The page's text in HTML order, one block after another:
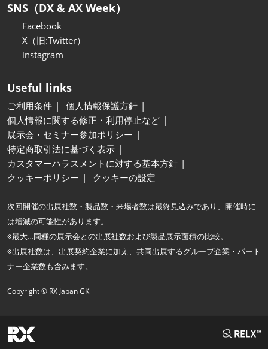
SNS（DX & AX Week）
Facebook
X（旧:Twitter）
instagram
Useful links
ご利用条件
個人情報保護方針
個人情報に関する修正・利用停止など
展示会・セミナー参加ポリシー
特定商取引法に基づく表示
カスタマーハラスメントに対する基本方針
クッキーポリシー
クッキーの設定
次回開催の出展社数・製品数・来場者数は最終見込みであり、開催時に
は増減の可能性があります。
※最大…同種の展示会との出展社数および製品展示面積の比較。
※出展社数は、出展契約企業に加え、共同出展するグループ企業・パート
ナー企業数も含みます。
Copyright © RX Japan GK